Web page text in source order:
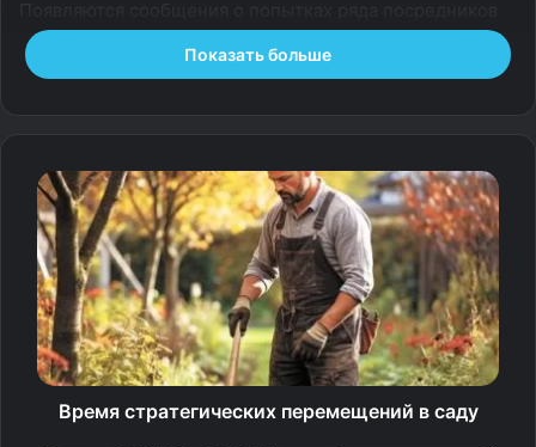
из числа ближневосточных государств дозвониться до
администрации Трампа.
Показать больше
Время стратегических перемещений в саду